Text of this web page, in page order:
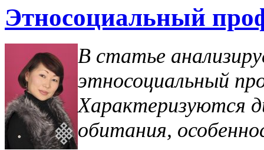
Этносоциальный
В статье
этносоциальный
Характеризуются
обитания,